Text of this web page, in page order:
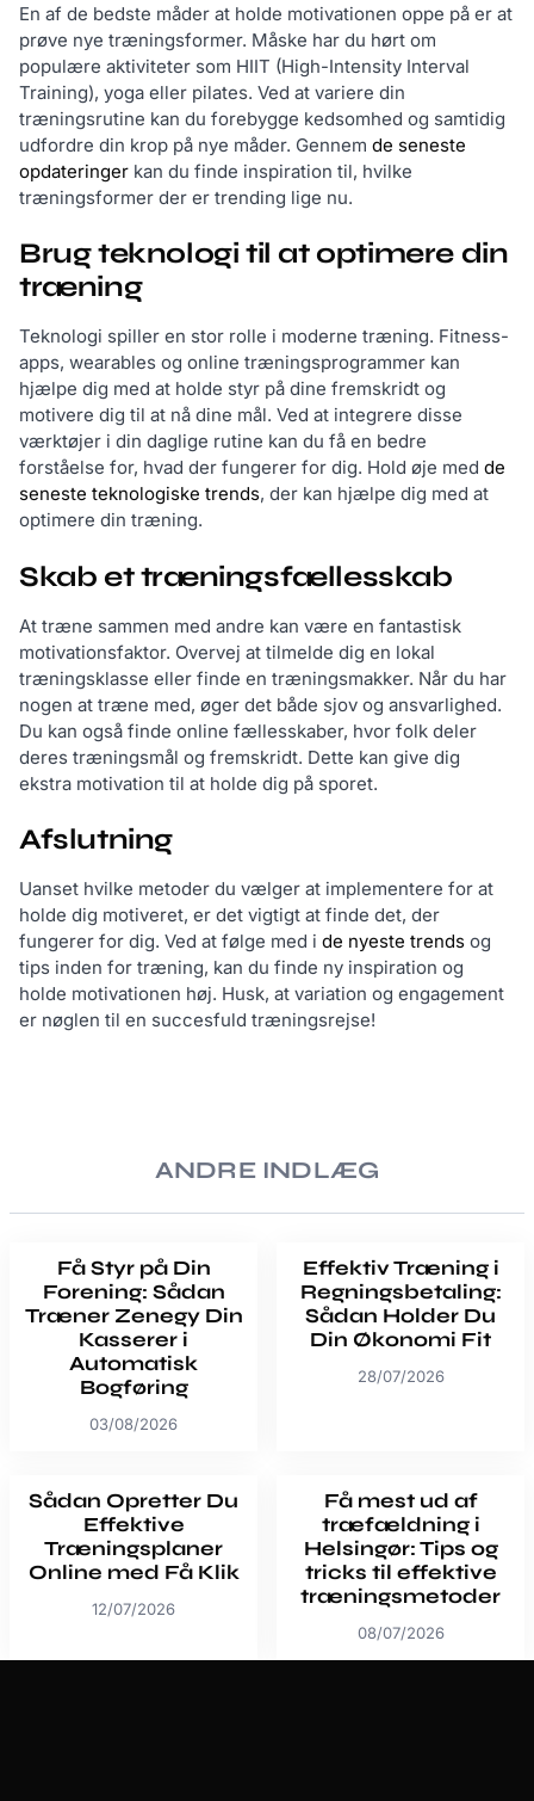
En af de bedste måder at holde motivationen oppe på er at
prøve nye træningsformer. Måske har du hørt om
populære aktiviteter som HIIT (High-Intensity Interval
Training), yoga eller pilates. Ved at variere din
træningsrutine kan du forebygge kedsomhed og samtidig
udfordre din krop på nye måder. Gennem de seneste
opdateringer kan du finde inspiration til, hvilke
træningsformer der er trending lige nu.
Brug teknologi til at optimere din
træning
Teknologi spiller en stor rolle i moderne træning. Fitness-
apps, wearables og online træningsprogrammer kan
hjælpe dig med at holde styr på dine fremskridt og
motivere dig til at nå dine mål. Ved at integrere disse
værktøjer i din daglige rutine kan du få en bedre
forståelse for, hvad der fungerer for dig. Hold øje med de
seneste teknologiske trends, der kan hjælpe dig med at
optimere din træning.
Skab et træningsfællesskab
At træne sammen med andre kan være en fantastisk
motivationsfaktor. Overvej at tilmelde dig en lokal
træningsklasse eller finde en træningsmakker. Når du har
nogen at træne med, øger det både sjov og ansvarlighed.
Du kan også finde online fællesskaber, hvor folk deler
deres træningsmål og fremskridt. Dette kan give dig
ekstra motivation til at holde dig på sporet.
Afslutning
Uanset hvilke metoder du vælger at implementere for at
holde dig motiveret, er det vigtigt at finde det, der
fungerer for dig. Ved at følge med i de nyeste trends og
tips inden for træning, kan du finde ny inspiration og
holde motivationen høj. Husk, at variation og engagement
er nøglen til en succesfuld træningsrejse!
ANDRE INDLÆG
Få Styr på Din
Forening: Sådan
Træner Zenegy Din
Kasserer i
Automatisk
Bogføring
03/08/2026
Effektiv Træning i
Regningsbetaling:
Sådan Holder Du
Din Økonomi Fit
28/07/2026
Sådan Opretter Du
Effektive
Træningsplaner
Online med Få Klik
12/07/2026
Få mest ud af
træfældning i
Helsingør: Tips og
tricks til effektive
træningsmetoder
08/07/2026